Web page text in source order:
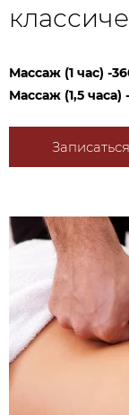
Массаж (1 час) -
Массаж (1,5
Записаться